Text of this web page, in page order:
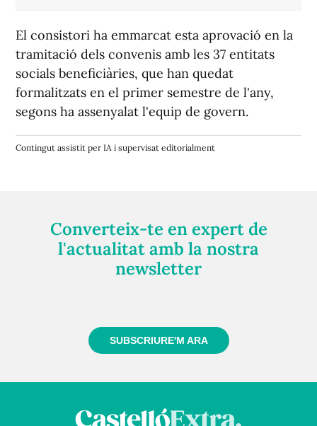
El consistori ha emmarcat esta aprovació en la
tramitació dels convenis amb les 37 entitats
socials beneficiàries, que han quedat
formalitzats en el primer semestre de l'any,
segons ha assenyalat l'equip de govern.
Contingut assistit per IA i supervisat editorialment
Converteix-te en expert de
l'actualitat amb la nostra
newsletter
SUBSCRIURE'M ARA